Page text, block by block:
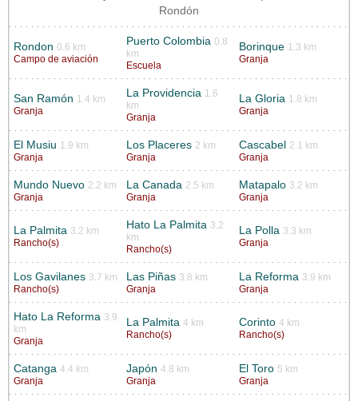
Rondón
Rondon 0.6 km
Campo de aviación
Puerto Colombia 0.8
km
Escuela
Borinque 1.3 km
Granja
San Ramón 1.4 km
Granja
La Providencia 1.6
km
Granja
La Gloria 1.8 km
Granja
El Musiu 1.9 km
Granja
Los Placeres 2 km
Granja
Cascabel 2.1 km
Granja
Mundo Nuevo 2.2 km
Granja
La Canada 2.5 km
Granja
Matapalo 3.2 km
Granja
La Palmita 3.2 km
Rancho(s)
Hato La Palmita 3.2
km
Rancho(s)
La Polla 3.3 km
Granja
Los Gavilanes 3.7 km
Rancho(s)
Las Piñas 3.8 km
Granja
La Reforma 3.9 km
Granja
Hato La Reforma 3.9
km
Granja
La Palmita 4 km
Rancho(s)
Corinto 4 km
Rancho(s)
Catanga 4.4 km
Granja
Japón 4.8 km
Granja
El Toro 5 km
Granja